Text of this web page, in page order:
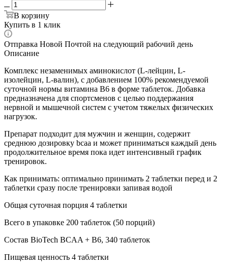
В корзину
Купить в 1 клик
Отправка Новой Почтой на следующий рабочий день
Описание
Комплекс незаменимых аминокислот (L-лейцин, L-
изолейцин, L-валин), с добавлением 100% рекомендуемой
суточной нормы витамина B6 в форме таблеток. Добавка
предназначена для спортсменов с целью поддержания
нервной и мышечной систем с учетом тяжелых физических
нагрузок.
Препарат подходит для мужчин и женщин, содержит
среднюю дозировку bcaa и может приниматься каждый день
продолжительное время пока идет интенсивный график
тренировок.
Как принимать: оптимально принимать 2 таблетки перед и 2
таблетки сразу после тренировки запивая водой
Общая суточная порция 4 таблетки
Всего в упаковке 200 таблеток (50 порций)
Состав BioTech BCAA + B6, 340 таблеток
Пищевая ценность 4 таблетки